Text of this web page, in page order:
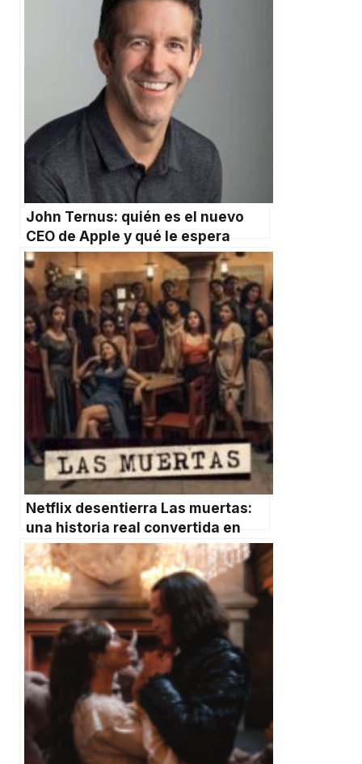
John Ternus: quién es el nuevo
CEO de Apple y qué le espera
después de Tim Cook
Netflix desentierra Las muertas:
una historia real convertida en
sátira mexicana